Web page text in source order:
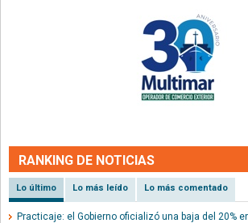
RANKING DE NOTICIAS
Lo último Lo más leído Lo más comentado
Practicaje: el Gobierno oficializó una baja del 20%